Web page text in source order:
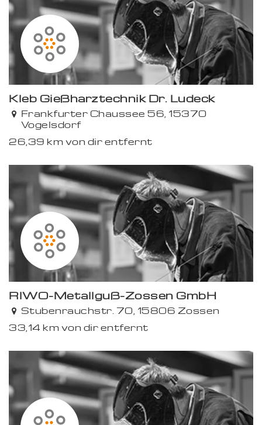
Kleb Gießharztechnik Dr. Ludeck
Frankfurter Chaussee 56, 15370
Vogelsdorf
26,39 km von dir entfernt
RIWO-Metallguß-Zossen GmbH
Stubenrauchstr. 70, 15806 Zossen
33,14 km von dir entfernt